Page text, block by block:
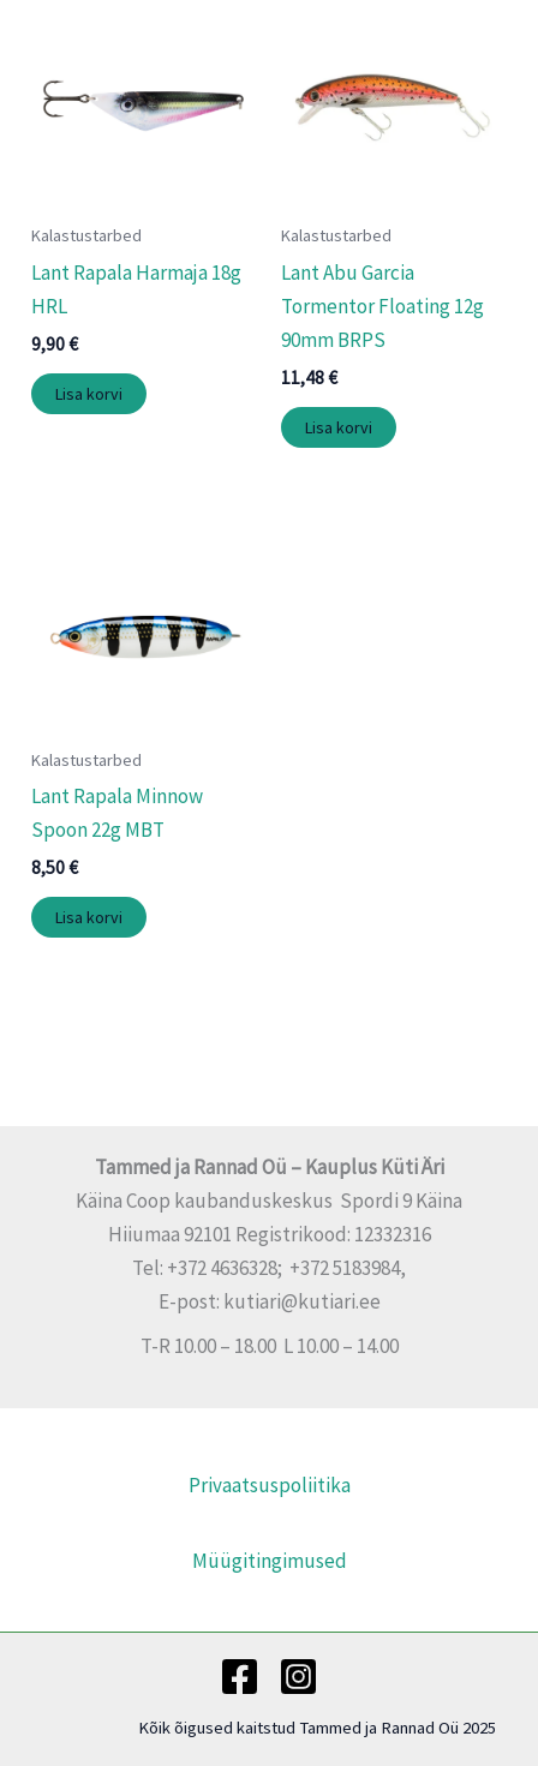
Kalastustarbed
Lant Rapala Harmaja 18g
HRL
9,90€
Lisa korvi
Kalastustarbed
Lant Abu Garcia
Tormentor Floating 12g
90mm BRPS
11,48€
Lisa korvi
Kalastustarbed
Lant Rapala Minnow
Spoon 22g MBT
8,50€
Lisa korvi
Tammed ja Rannad Oü – Kauplus Küti Äri
Käina Coop kaubanduskeskus Spordi 9 Käina
Hiiumaa 92101 Registrikood: 12332316
Tel: +372 4636328; +372 5183984,
E-post: kutiari@kutiari.ee
T-R 10.00 – 18.00 L 10.00 – 14.00
Privaatsuspoliitika
Müügitingimused
Kõik õigused kaitstud Tammed ja Rannad Oü 2025